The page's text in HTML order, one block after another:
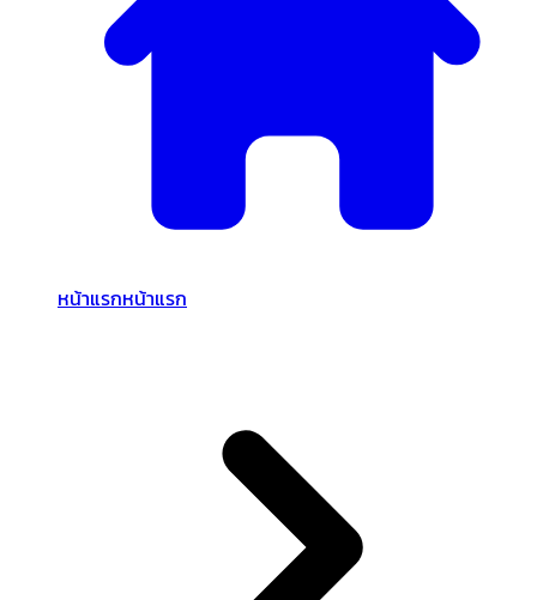
หน้าแรกหน้าแรก